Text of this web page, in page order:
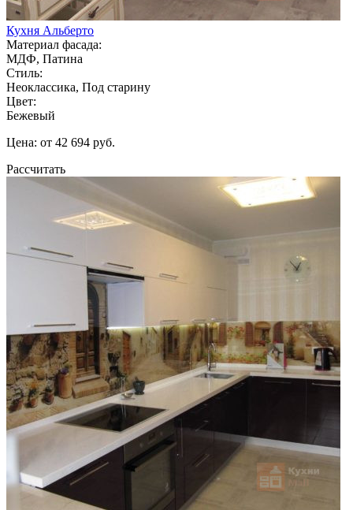
Кухня Альберто
Материал фасада:
МДФ, Патина
Стиль:
Неоклассика, Под старину
Цвет:
Бежевый
Цена: от 42 694 руб.
Рассчитать